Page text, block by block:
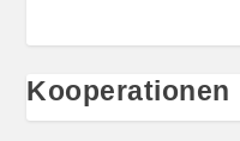
Kooperationen